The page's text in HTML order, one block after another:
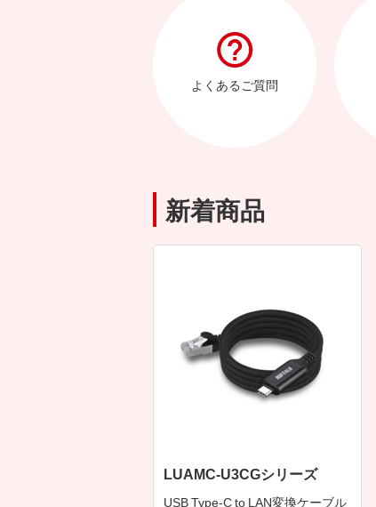
よくあるご質問
新着商品
LUAMC-U3CGシリーズ
USB Type-C to LAN変換ケーブル